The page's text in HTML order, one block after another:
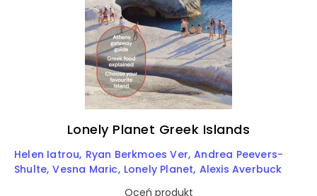
Lonely Planet Greek Islands
Helen Iatrou Ryan Berkmoes Ver Andrea Peevers-
Shulte Vesna Maric Lonely Planet Alexis Averbuck
Oceń produkt